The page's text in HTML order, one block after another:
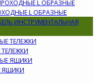
L ОБРАЗНЫЕ
ИНСТРУМЕНТАЛЬНАЯ
ЯЩИКИ